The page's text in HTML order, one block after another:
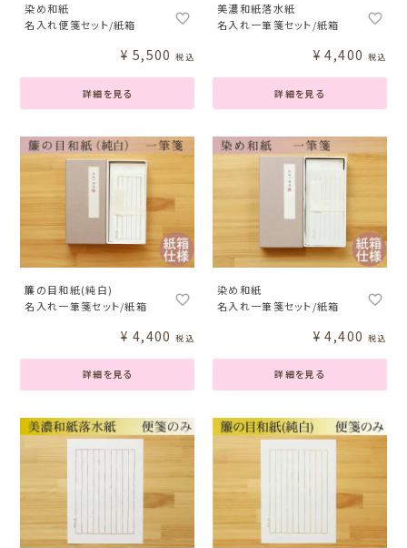
染め和紙
名入れ便箋セット/紙箱
詳細を見る
¥ 5,500 税込
美濃和紙落水紙
名入れ一筆箋セット/紙箱
詳細を見る
¥ 4,400 税込
簾の目和紙(純白)
名入れ一筆箋セット/紙箱
詳細を見る
¥ 4,400 税込
染め和紙
名入れ一筆箋セット/紙箱
詳細を見る
¥ 4,400 税込